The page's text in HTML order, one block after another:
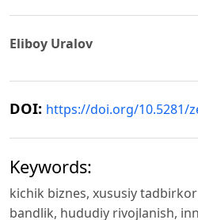
Eliboy Uralov
DOI: https://doi.org/10.5281/
Keywords:
kichik biznes, xususiy
bandlik, hududiy rivojlanish,